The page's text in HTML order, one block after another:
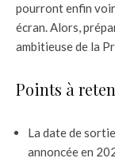
pourront enfin
écran. Alors,
ambitieuse de la
Points à
La date de
annoncée en